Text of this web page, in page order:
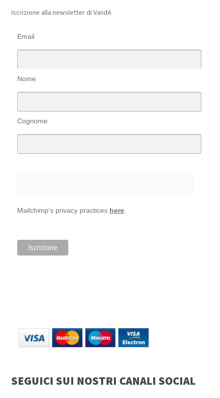
Iscrizione alla newsletter di VandA
Email
Nome
Cognome
Mailchimp's privacy practices here.
SEGUICI SUI NOSTRI CANALI SOCIAL